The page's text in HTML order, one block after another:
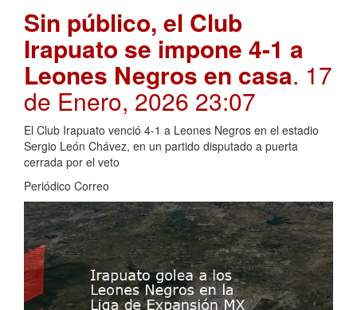
Sin público, el Club
Irapuato se impone 4-1 a
Leones Negros en casa. 17
de Enero, 2026 23:07
El Club Irapuato venció 4-1 a Leones Negros en el estadio
Sergio León Chávez, en un partido disputado a puerta
cerrada por el veto
Periódico Correo